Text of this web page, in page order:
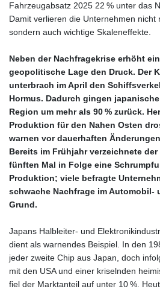
Fahrzeugabsatz 2025 22 % unter das
Damit verlieren die Unternehmen nicht
sondern auch wichtige Skaleneffekte.
Neben der Nachfragekrise erhöht
geopolitische Lage den Druck. Der
unterbrach im April den
Hormus. Dadurch gingen
Region um mehr als 90 % zurück.
Produktion für den Nahen Osten
warnen vor dauerhaften
Bereits im Frühjahr verzeichnete
fünften Mal in Folge eine
Produktion; viele befragte
schwache Nachfrage im Automobil‑
Grund.
Japans Halbleiter‑ und
dient als warnendes Beispiel. In den
jeder zweite Chip aus Japan, doch
mit den USA und einer kriselnden
fiel der Marktanteil auf unter 10 %.